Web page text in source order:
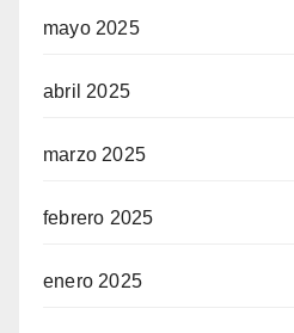
mayo 2025
abril 2025
marzo 2025
febrero 2025
enero 2025